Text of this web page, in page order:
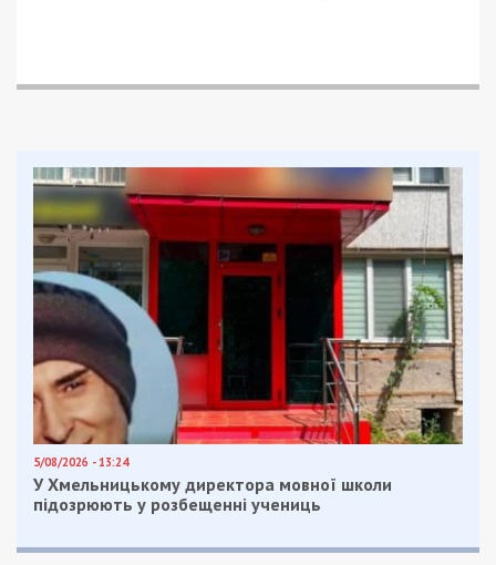
5/08/2026 - 13:24
У Хмельницькому директора мовної школи
підозрюють у розбещенні учениць